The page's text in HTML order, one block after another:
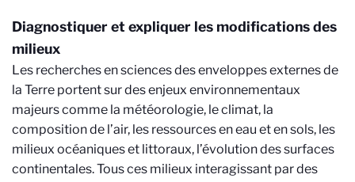
Diagnostiquer et expliquer les modifications des
milieux
Les recherches en sciences des enveloppes externes de
la Terre portent sur des enjeux environnementaux
majeurs comme la météorologie, le climat, la
composition de l’air, les ressources en eau et en sols, les
milieux océaniques et littoraux, l’évolution des surfaces
continentales. Tous ces milieux interagissant par des